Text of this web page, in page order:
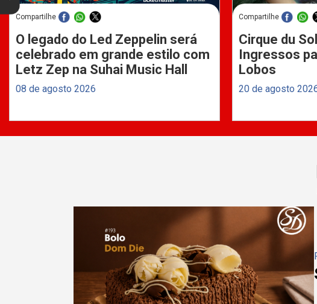
Compartilhe
O legado do Led Zeppelin será
celebrado em grande estilo com
Letz Zep na Suhai Music Hall
08 de agosto 2026
Compartilhe
Cirque du
Ingressos
Lobos
20 de agosto